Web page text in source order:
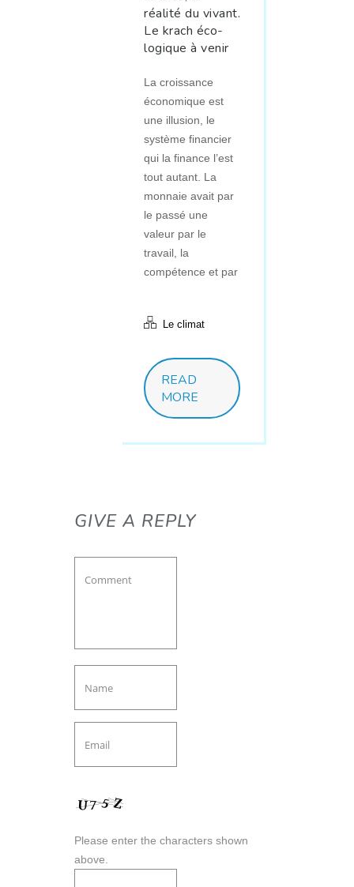
réalité du vivant.
Le krach éco-
logique à venir
La croissance
économique est
une illusion, le
système financier
qui la finance l’est
tout autant. La
monnaie avait par
le passé une
valeur par le
travail, la
compétence et par
Le climat
READ
MORE
GIVE A REPLY
Please enter the characters shown
above.